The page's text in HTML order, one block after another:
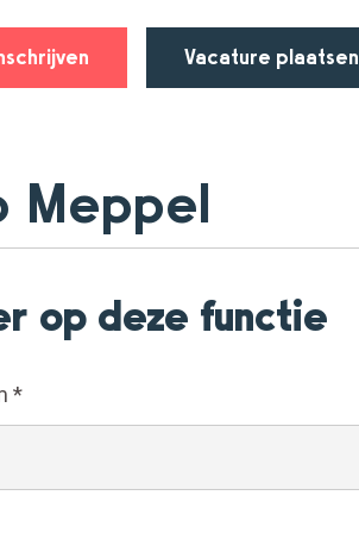
Vacature plaatsen
Meppel
op deze functie
*